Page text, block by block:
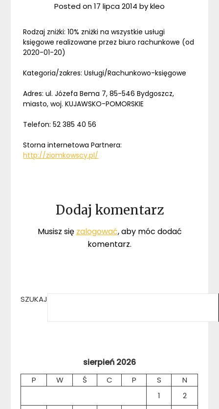
Posted on17 lipca 2014 bykleo
Rodzaj zniżki: 10% zniżki na wszystkie usługi
księgowe realizowane przez biuro rachunkowe (od
2020-01-20)
Kategoria/zakres: Usługi/Rachunkowo-księgowe
Adres: ul. Józefa Bema 7, 85-546 Bydgoszcz,
miasto, woj. KUJAWSKO-POMORSKIE
Telefon: 52 385 40 56
Storna internetowa Partnera:
http://ziomkowscy.pl/
Dodaj komentarz
Musisz się zalogować, aby móc dodać
komentarz.
SZUKAJ
sierpień 2026
P W Ś C P S
N
1
2